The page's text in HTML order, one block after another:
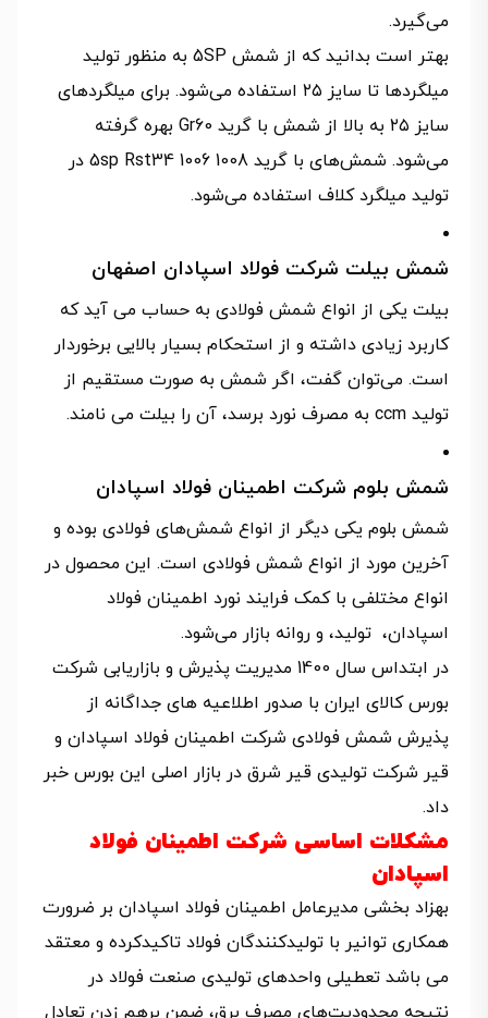
می‌گیرد.
بهتر است بدانید که از شمش 5SP به منظور تولید
میلگردها تا سایز ۲۵ استفاده می‌شود. برای میلگردهای
سایز ۲۵ به بالا از شمش با گرید Gr60 بهره گرفته
می‌شود. شمش‌های با گرید 5sp Rst34 1006 1008 در
تولید میلگرد کلاف استفاده می‌شود.
شمش بیلت شرکت فولاد اسپادان اصفهان
بیلت یکی از انواع شمش فولادی به حساب می‌ آید که
کاربرد زیادی داشته و از استحکام بسیار بالایی برخوردار
است. می‌توان گفت، اگر شمش به صورت مستقیم از
تولید ccm به مصرف نورد برسد، آن را بیلت می‌ نامند.
شمش بلوم شرکت اطمینان فولاد اسپادان
شمش بلوم یکی دیگر از انواع شمش‌های فولادی بوده و
آخرین مورد از انواع شمش فولادی است. این محصول در
انواع مختلفی با کمک فرایند نورد اطمینان فولاد
اسپادان، تولید، و روانه بازار می‌شود.
در ابتداس سال 1400 مدیریت پذیرش و بازاریابی شرکت
بورس کالای ایران با صدور اطلاعیه های جداگانه از
پذیرش شمش فولادی شرکت اطمینان فولاد اسپادان و
قیر شرکت تولیدی قیر شرق در بازار اصلی این بورس خبر
داد.
مشکلات اساسی شرکت اطمینان فولاد
اسپادان
بهزاد بخشی مدیرعامل اطمینان فولاد اسپادان بر ضرورت
همکاری توانیر با تولیدکنندگان فولاد تاکیدکرده و معتقد
می باشد تعطیلی واحدهای تولیدی صنعت فولاد در
نتیجه محدودیت‌های مصرف برق، ضمن برهم زدن تعادل